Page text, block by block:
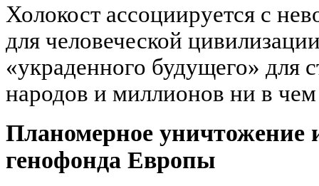
Холокост ассоциируется с
для человеческой
«украденного будущего» для
народов и миллионов ни в
Планомерное уничтожение
генофонда Европы